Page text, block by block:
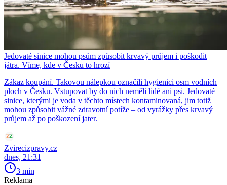
Jedovaté sinice mohou psům způsobit krvavý průjem i poškodit
játra. Víme, kde v Česku to hrozí
Zákaz koupání. Takovou nálepkou označili hygienici osm vodních
ploch v Česku. Vstupovat by do nich neměli lidé ani psi. Jedovaté
sinice, kterými je voda v těchto místech kontaminovaná, jim totiž
mohou způsobit vážné zdravotní potíže – od vyrážky přes krvavý
průjem až po poškození jater.
Zvirecizpravy.cz
dnes, 21:31
3 min
Reklama